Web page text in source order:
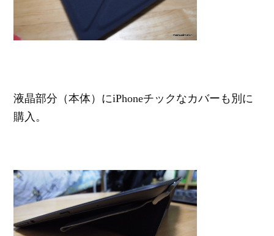
液晶部分（本体）にiPhoneチックなカバーも別に
購入。